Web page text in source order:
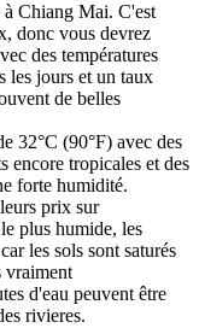
à Chiang Mai. C'est
donc vous devrez
des températures
les jours et un taux
de belles
32°C (90°F) avec des
encore tropicales et des
forte humidité.
prix sur
plus humide, les
les sols sont saturés
vraiment
d'eau peuvent être
rivieres.